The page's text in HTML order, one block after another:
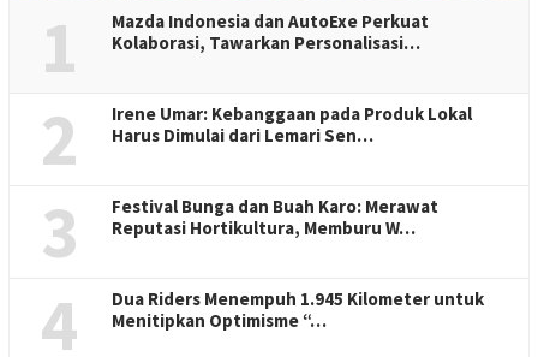
1
Mazda Indonesia dan AutoExe Perkuat
Kolaborasi, Tawarkan Personalisasi…
2
Irene Umar: Kebanggaan pada Produk Lokal
Harus Dimulai dari Lemari Sen…
3
Festival Bunga dan Buah Karo: Merawat
Reputasi Hortikultura, Memburu W…
4
Dua Riders Menempuh 1.945 Kilometer untuk
Menitipkan Optimisme “…